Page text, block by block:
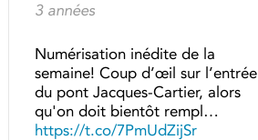
3 années
Numérisation inédite de la
semaine! Coup d’œil sur l’entrée
du pont Jacques-Cartier, alors
qu'on doit bientôt rempl…
https://t.co/7PmUdZijSr